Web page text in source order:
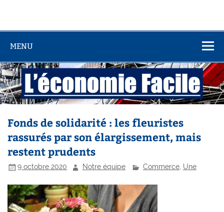
MENU
Fonds de solidarité : les fleuristes
rassurés par son élargissement, mais
restent prudents
9 octobre 2020 Notre équipe Commerce, Une